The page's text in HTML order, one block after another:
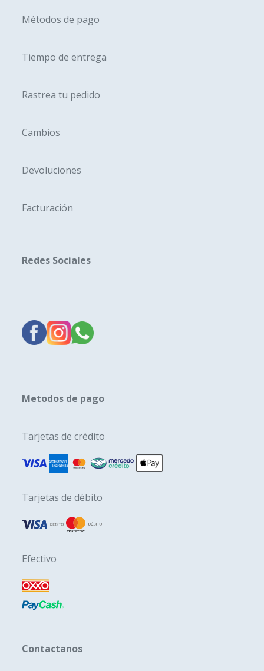
Métodos de pago
Tiempo de entrega
Rastrea tu pedido
Cambios
Devoluciones
Facturación
Redes Sociales
Metodos de pago
Tarjetas de crédito
Tarjetas de débito
Efectivo
Contactanos